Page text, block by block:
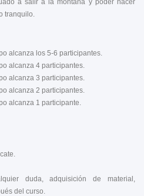
a salir a la montaña y poder hacer
tranquilo.
alcanza los 5-6 participantes.
alcanza 4 participantes.
alcanza 3 participantes.
alcanza 2 participantes.
alcanza 1 participante.
duda, adquisición de material,
del curso.